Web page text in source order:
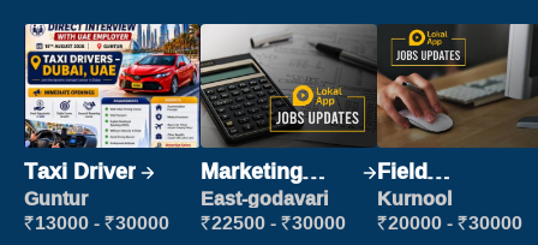
Taxi Driver
Guntur
₹13000 - ₹30000
Marketing
Executive
East-godavari
₹22500 - ₹30000
Field
Marketing
Executive
Kurnool
₹20000 - ₹30000